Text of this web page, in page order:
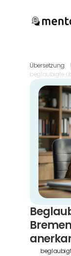
Übersetzung
beglaubigte